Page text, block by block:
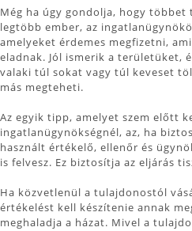
Még ha úgy gondolja, hogy
legtöbb ember, az
amelyeket érdemes megfizetni,
eladnak. Jól ismerik a területüket,
valaki túl sokat vagy túl keveset
más megteheti.
Az egyik tipp, amelyet szem előtt
ingatlanügynökségnél, az, ha
használt értékelő, ellenőr és
is felvesz. Ez biztosítja az eljárás
Ha közvetlenül a tulajdonostól
értékelést kell készítenie annak
meghaladja a házat. Mivel a